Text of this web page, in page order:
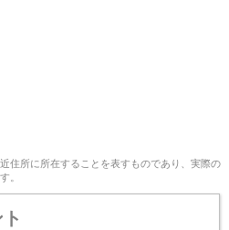
住所に所在することを表すものであり、実際の
。